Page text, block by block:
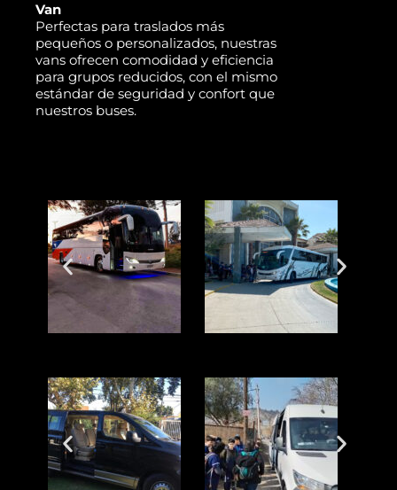
Van
Perfectas para traslados más
pequeños o personalizados, nuestras
vans ofrecen comodidad y eficiencia
para grupos reducidos, con el mismo
estándar de seguridad y confort que
nuestros buses.